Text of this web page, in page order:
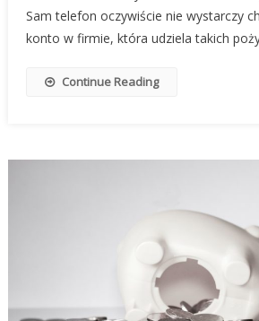
Sam telefon oczywiście nie wystarczy
konto w firmie, która udziela takich
Continue Reading